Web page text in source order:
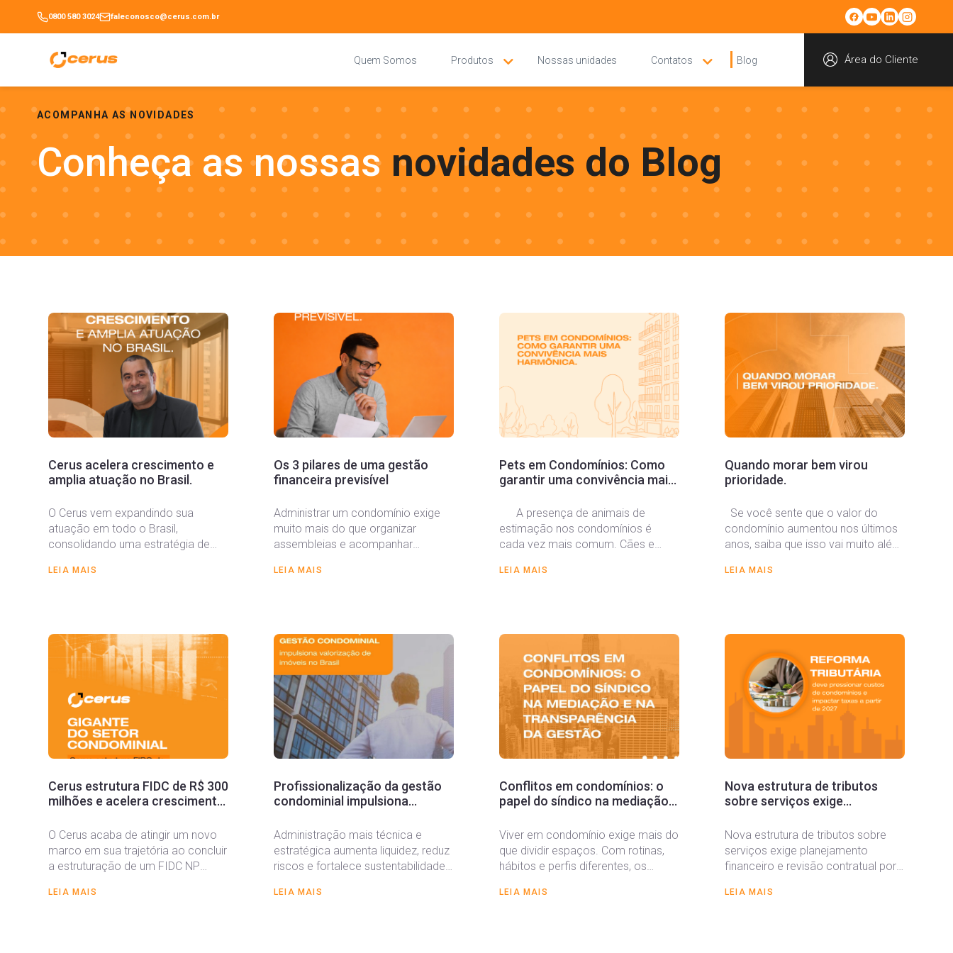
0800 580 3024 faleconosco@cerus.com.br
Quem Somos Produtos Nossas unidades Contatos Blog Área do Cliente
ACOMPANHA AS NOVIDADES
Conheça as nossas novidades do Blog
Cerus acelera crescimento e
amplia atuação no Brasil.
O Cerus vem expandindo sua
atuação em todo o Brasil,
consolidando uma estratégia de
da...
LEIA MAIS
Os 3 pilares de uma gestão
financeira previsível
Administrar um condomínio exige
muito mais do que organizar
assembleias e acompanhar
tomar decisões diariamente para...
LEIA MAIS
Pets em Condomínios: Como
garantir uma convivência mais
A presença de animais de
estimação nos condomínios é
cada vez mais comum. Cães e
LEIA MAIS
Quando morar bem virou
prioridade.
Se você sente que o valor do
condomínio aumentou nos últimos
anos, saiba que isso vai muito além
LEIA MAIS
Cerus estrutura FIDC de R$ 300
milhões e acelera crescimento
O Cerus acaba de atingir um novo
marco em sua trajetória ao concluir
a estruturação de um FIDC NP
LEIA MAIS
Profissionalização da gestão
condominial impulsiona
Brasil
Administração mais técnica e
estratégica aumenta liquidez, reduz
riscos e fortalece sustentabilidade
profissionalização da gestão
LEIA MAIS
Conflitos em condomínios: o
papel do síndico na mediação e
Viver em condomínio exige mais do
que dividir espaços. Com rotinas,
hábitos e perfis diferentes, os
situações...
LEIA MAIS
Nova estrutura de tributos
sobre serviços exige
revisão contratual por síndicos
e administradoras
Nova estrutura de tributos sobre
serviços exige planejamento
financeiro e revisão contratual por
entrada em vigor...
LEIA MAIS